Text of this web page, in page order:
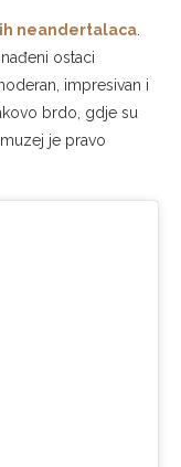
neandertalaca
ostaci
impresivan i
brdo, gdje su
je pravo